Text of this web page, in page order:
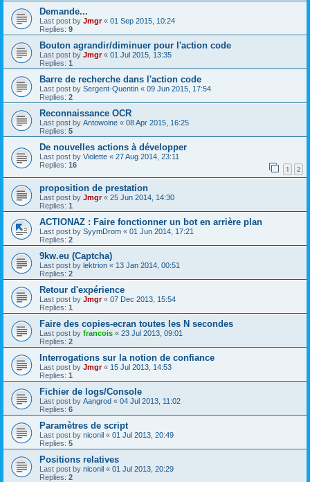
Demande...
Last post by Jmgr« 01 Sep 2015, 10:24
Replies: 9
Bouton agrandir/diminuer pour l'action code
Last post by Jmgr« 01 Jul 2015, 13:35
Replies: 1
Barre de recherche dans l'action code
Last post by Sergent-Quentin « 09 Jun 2015, 17:54
Replies: 2
Reconnaissance OCR
Last post by Antowoine « 08 Apr 2015, 16:25
Replies: 5
De nouvelles actions à développer
Last post by Violette « 27 Aug 2014, 23:11
Replies: 16 1 2
proposition de prestation
Last post by Jmgr« 25 Jun 2014, 14:30
Replies: 1
ACTIONAZ : Faire fonctionner un bot en arrière plan
Last post by SyymDrom « 01 Jun 2014, 17:21
Replies: 2
9kw.eu (Captcha)
Last post by lektrion « 13 Jan 2014, 00:51
Replies: 2
Retour d'expérience
Last post by Jmgr« 07 Dec 2013, 15:54
Replies: 1
Faire des copies-ecran toutes les N secondes
Last post by francois « 23 Jul 2013, 09:01
Replies: 2
Interrogations sur la notion de confiance
Last post by Jmgr« 15 Jul 2013, 14:53
Replies: 1
Fichier de logs/Console
Last post by Aangrod « 04 Jul 2013, 11:02
Replies: 6
Paramètres de script
Last post by niconil « 01 Jul 2013, 20:49
Replies: 5
Positions relatives
Last post by niconil « 01 Jul 2013, 20:29
Replies: 2